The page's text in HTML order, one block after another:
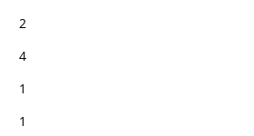
2
4
1
1